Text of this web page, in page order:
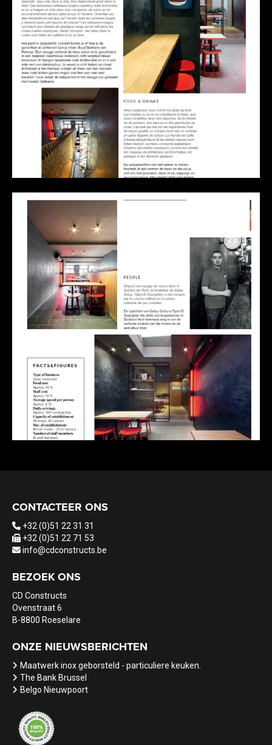
CONTACTEER ONS
+32 (0)51 22 31 31
+32 (0)51 22 71 53
info@cdconstructs.be
BEZOEK ONS
CD Constructs
Ovenstraat 6
B-8800 Roeselare
ONZE NIEUWSBERICHTEN
Maatwerk inox geborsteld - particuliere keuken.
The Bank Brussel
Belgo Nieuwpoort